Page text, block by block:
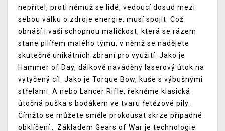
nepřítel, proti němuž se lidé, vedoucí dosud mezi
sebou válku o zdroje energie, musí spojit. Což
obnáší i vaši schopnou maličkost, která se rázem
stane pilířem malého týmu, v němž se nadějete
skutečně unikátních zbraní pro využití. Jako je
Hammer of Day, dálkově naváděný laserový útok na
vytyčený cíl. Jako je Torque Bow, kuše s výbušnými
střelami. A nebo Lancer Rifle, řekněme klasická
útočná puška s bodákem ve tvaru řetězové pily.
Čímžto se můžete směle prokousat skrze případné
obklíčení… Základem Gears of War je technologie